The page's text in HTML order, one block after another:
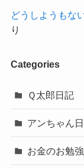
どうしようもな
り
Categories
Ｑ太郎日記
アンちゃん
お金のお勉強